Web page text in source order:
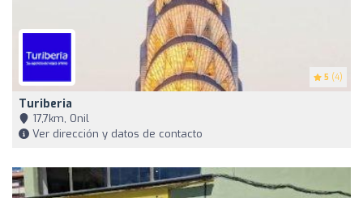
5 (4)
Turiberia
17,7km, Onil
Ver dirección y datos de contacto